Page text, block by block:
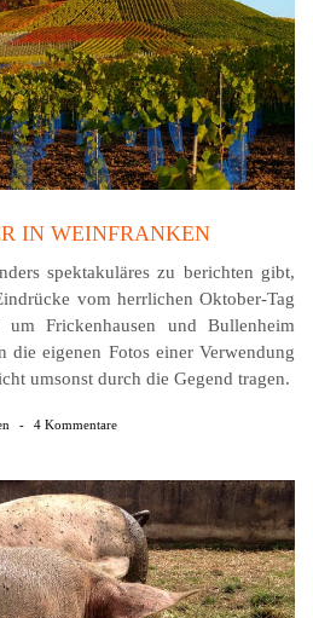
IN WEINFRANKEN
spektakuläres zu berichten gibt,
vom herrlichen Oktober-Tag
Frickenhausen und Bullenheim
eigenen Fotos einer Verwendung
umsonst durch die Gegend tragen.
- 4 Kommentare